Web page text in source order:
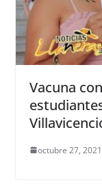
Vacuna
octubre 27, 2021